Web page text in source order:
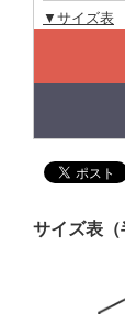
▼サイズ表
サイズ表（